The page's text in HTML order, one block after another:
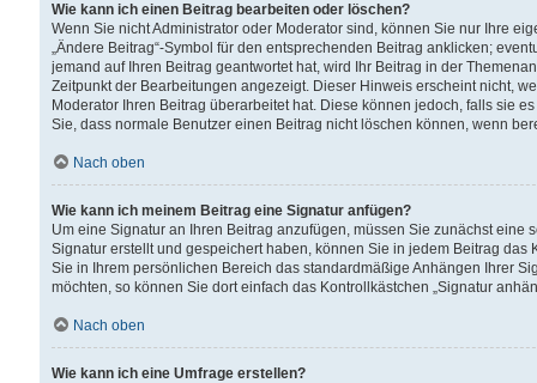
Wie kann ich einen Beitrag bearbeiten oder löschen?
Wenn Sie nicht Administrator oder Moderator sind, können Sie nur Ihre
„Ändere Beitrag“-Symbol für den entsprechenden Beitrag anklicken;
jemand auf Ihren Beitrag geantwortet hat, wird Ihr Beitrag in der
Zeitpunkt der Bearbeitungen angezeigt. Dieser Hinweis erscheint nicht,
Moderator Ihren Beitrag überarbeitet hat. Diese können jedoch, falls sie
Sie, dass normale Benutzer einen Beitrag nicht löschen können, wenn
Nach oben
Wie kann ich meinem Beitrag eine Signatur anfügen?
Um eine Signatur an Ihren Beitrag anzufügen, müssen Sie zunächst
Signatur erstellt und gespeichert haben, können Sie in jedem Beitrag
Sie in Ihrem persönlichen Bereich das standardmäßige Anhängen Ihrer
möchten, so können Sie dort einfach das Kontrollkästchen „Signatur
Nach oben
Wie kann ich eine Umfrage erstellen?